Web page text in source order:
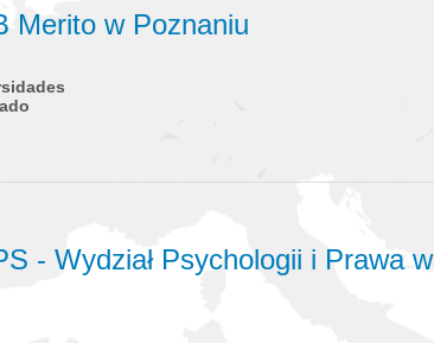
Merito w Poznaniu
- Wydział Psychologii i Prawa w